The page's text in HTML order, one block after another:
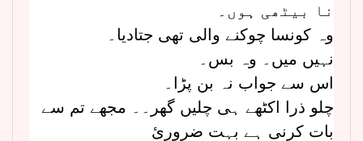
نا بیٹھی ہوں۔
وہ کونسا چوکنے والی تھی جتادیا۔
نہیں میں۔ وہ بس۔
اس سے جواب نہ بن پڑا۔
چلو ذرا اکٹھے ہی چلیں گھر۔۔ مجھے تم سے
بات کرنی ہے بہت ضرورئ